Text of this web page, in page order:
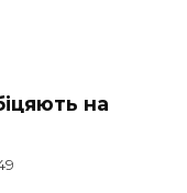
на